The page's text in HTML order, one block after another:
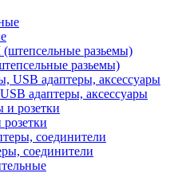
разьемы)
адаптеры, аксессуары
соединители